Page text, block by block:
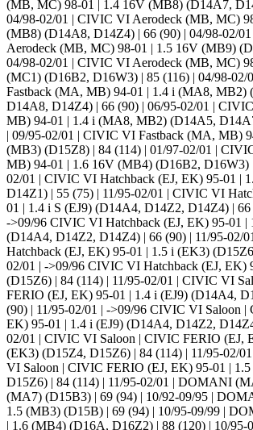
(MB, MC) 98-01 | 1.4 16V (MB8) (D14A7,
04/98-02/01 | CIVIC VI Aerodeck (MB, MC)
(MB8) (D14A8, D14Z4) | 66 (90) | 04/98-02/
Aerodeck (MB, MC) 98-01 | 1.5 16V (MB9)
04/98-02/01 | CIVIC VI Aerodeck (MB, MC)
(MC1) (D16B2, D16W3) | 85 (116) | 04/98-
Fastback (MA, MB) 94-01 | 1.4 i (MA8, MB2)
D14A8, D14Z4) | 66 (90) | 06/95-02/01 |
MB) 94-01 | 1.4 i (MA8, MB2) (D14A5,
| 09/95-02/01 | CIVIC VI Fastback (MA, MB)
(MB3) (D15Z8) | 84 (114) | 01/97-02/01 |
MB) 94-01 | 1.6 16V (MB4) (D16B2, D16W3)
02/01 | CIVIC VI Hatchback (EJ, EK) 95-01 |
D14Z1) | 55 (75) | 11/95-02/01 | CIVIC VI
01 | 1.4 i S (EJ9) (D14A4, D14Z2, D14Z4) | 66
->09/96 CIVIC VI Hatchback (EJ, EK) 95-01 |
(D14A4, D14Z2, D14Z4) | 66 (90) | 11/95-02/
Hatchback (EJ, EK) 95-01 | 1.5 i (EK3)
02/01 | ->09/96 CIVIC VI Hatchback (EJ, EK)
(D15Z6) | 84 (114) | 11/95-02/01 | CIVIC VI
FERIO (EJ, EK) 95-01 | 1.4 i (EJ9) (D14A4,
(90) | 11/95-02/01 | ->09/96 CIVIC VI Saloon
EK) 95-01 | 1.4 i (EJ9) (D14A4, D14Z2,
02/01 | CIVIC VI Saloon | CIVIC FERIO (EJ,
(EK3) (D15Z4, D15Z6) | 84 (114) | 11/95-02/
VI Saloon | CIVIC FERIO (EJ, EK) 95-01 |
D15Z6) | 84 (114) | 11/95-02/01 | DOMANI
(MA7) (D15B3) | 69 (94) | 10/92-09/95 |
1.5 (MB3) (D15B) | 69 (94) | 10/95-09/99 |
| 1.6 (MB4) (D16A, D16Z2) | 88 (120) | 10/95-